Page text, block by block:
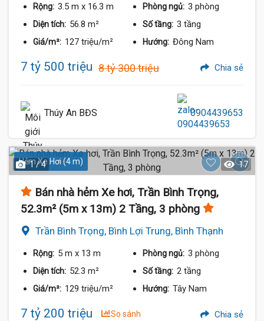
Rộng: 3.5 m x 16.3 m Phòng ngủ: 3 phòng
Diện tích: 56.8 m² Số tầng: 3 tầng
Giá/m²: 127 triệu/m² Hướng: Đông Nam
7 tỷ 500 triệu 8 tỷ 300 triệu Chia sẻ
Thúy An BĐS 0904439653
Hẻm Xe Hơi (4 m)
1 / 4 17
Bán nhà hẻm Xe hơi, Trần Bình Trọng,
52.3m² (5m x 13m) 2 Tầng, 3 phòng
Trần Bình Trọng, Bình Lợi Trung, Bình Thạnh
Rộng: 5 m x 13 m Phòng ngủ: 3 phòng
Diện tích: 52.3 m² Số tầng: 2 tầng
Giá/m²: 129 triệu/m² Hướng: Tây Nam
7 tỷ 200 triệu So sánh Chia sẻ